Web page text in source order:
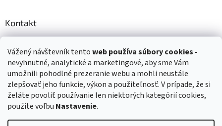
Vážený návštevník tentoweb používasúbory cookies -
nevyhnutné, analytické a marketingové, aby sme Vám
umožnili pohodlné prezeranie webu a mohli neustále
zlepšovať jeho funkcie, výkon a použiteľnosť. V prípade, že si
želáte povoliť používanie len niektorých kategórií cookies,
použite voľbu Nastavenie.
Kontakt
+421 903 144 673